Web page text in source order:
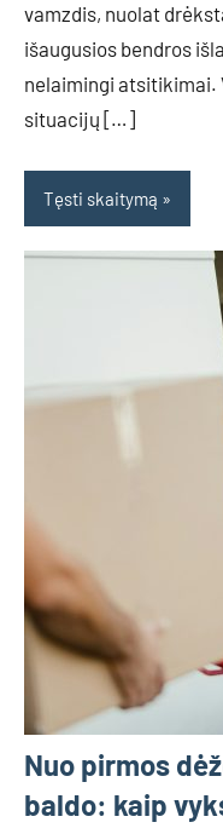
vamzdis, nuolat
išaugusios bendros
nelaimingi atsitikimai.
situacijų […]
Tęsti skaitymą
Nuo pirmos
baldo: kaip